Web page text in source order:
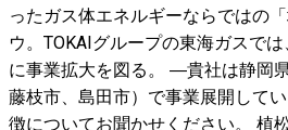
ったガス体エネルギーならではの
ウ。TOKAIグループの東海ガスで
に事業拡大を図る。 ―貴社は静岡
藤枝市、島田市）で事業展開して
徴についてお聞かせください。